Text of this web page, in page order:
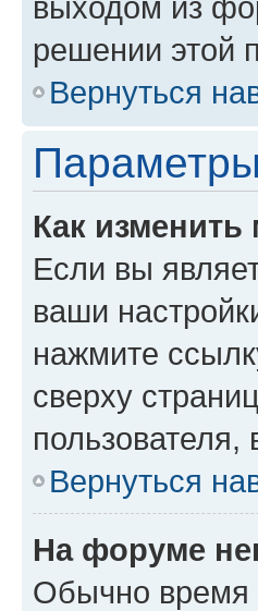
решении этой
Вернуться
Как
Если вы
ваши
нажмите
сверху
пользователя,
Вернуться
На форуме
Обычно время